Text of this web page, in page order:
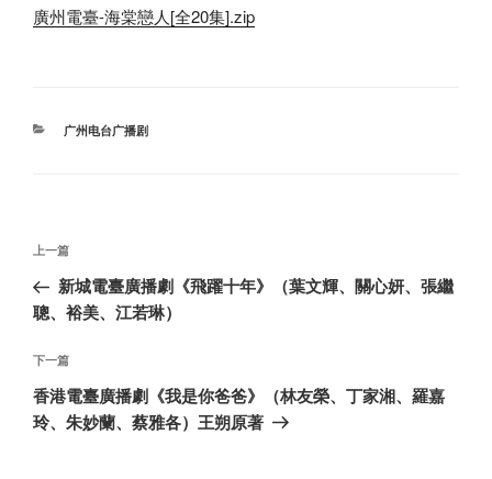
廣州電臺-海棠戀人[全20集].zip
分
广州电台广播剧
文
导
航
上
一
篇
章
上一篇
新城電臺廣播劇《飛躍十年》（葉文輝、關心妍、張繼
聰、裕美、江若琳）
下
一
篇
下一篇
香港電臺廣播劇《我是你爸爸》（林友榮、丁家湘、羅嘉
玲、朱妙蘭、蔡雅各）王朔原著